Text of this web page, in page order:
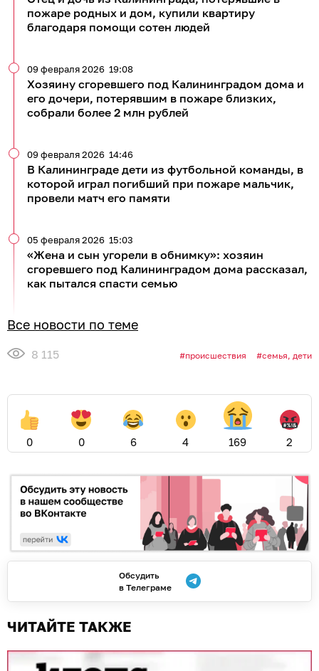
пожаре родных и дом, купили квартиру
благодаря помощи сотен людей
Хозяину сгоревшего под Калининградом дома и
его дочери, потерявшим в пожаре близких,
собрали более 2 млн рублей
09 февраля 2026 19:08
В Калининграде дети из футбольной команды, в
которой играл погибший при пожаре мальчик,
провели матч его памяти
09 февраля 2026 14:46
«Жена и сын угорели в обнимку»: хозяин
сгоревшего под Калининградом дома рассказал,
как пытался спасти семью
05 февраля 2026 15:03
Все новости по теме
8 115 происшествия семья, дети
0 0 6 4 169 2
Обсудить
в Телеграме
ЧИТАЙТЕ ТАКЖЕ